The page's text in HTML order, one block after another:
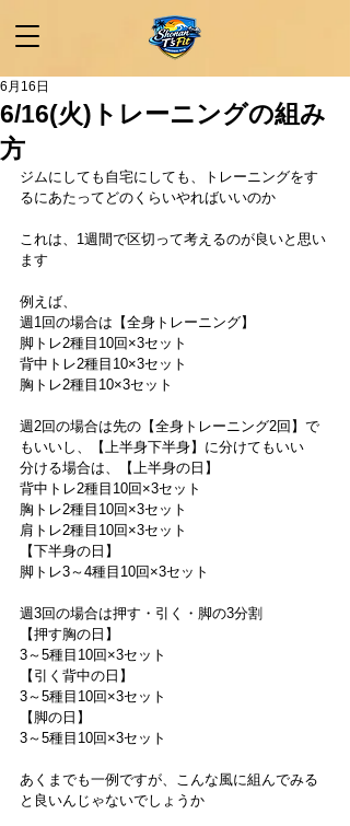
6/16(火)トレーニングの組み
方
6月16日
ジムにしても自宅にしても、トレーニングをす
るにあたってどのくらいやればいいのか
これは、1週間で区切って考えるのが良いと思い
ます
例えば、
週1回の場合は【全身トレーニング】
脚トレ2種目10回×3セット
背中トレ2種目10×3セット
胸トレ2種目10×3セット
週2回の場合は先の【全身トレーニング2回】で
もいいし、【上半身下半身】に分けてもいい
分ける場合は、【上半身の日】
背中トレ2種目10回×3セット
胸トレ2種目10回×3セット
肩トレ2種目10回×3セット
【下半身の日】
脚トレ3～4種目10回×3セット
週3回の場合は押す・引く・脚の3分割
【押す胸の日】
3～5種目10回×3セット
【引く背中の日】
3～5種目10回×3セット
【脚の日】
3～5種目10回×3セット
あくまでも一例ですが、こんな風に組んでみる
と良いんじゃないでしょうか